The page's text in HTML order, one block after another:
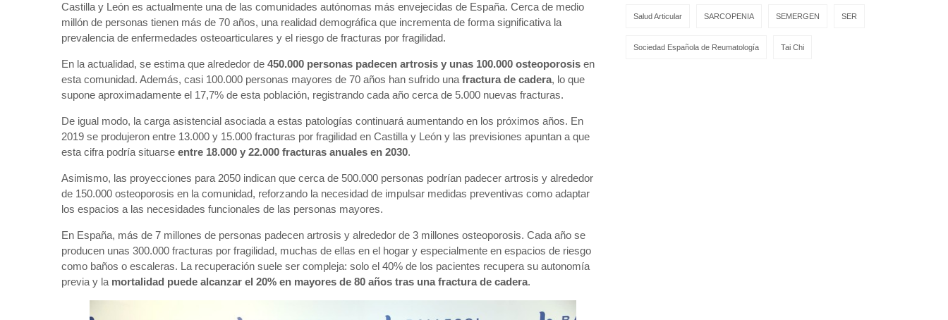
Castilla y León es actualmente una de las comunidades autónomas más envejecidas de España. Cerca de medio
millón de personas tienen más de 70 años, una realidad demográfica que incrementa de forma significativa la
prevalencia de enfermedades osteoarticulares y el riesgo de fracturas por fragilidad.
En la actualidad, se estima que alrededor de 450.000 personas padecen artrosis y unas 100.000 osteoporosis en
esta comunidad. Además, casi 100.000 personas mayores de 70 años han sufrido una fractura de cadera, lo que
supone aproximadamente el 17,7% de esta población, registrando cada año cerca de 5.000 nuevas fracturas.
De igual modo, la carga asistencial asociada a estas patologías continuará aumentando en los próximos años. En
2019 se produjeron entre 13.000 y 15.000 fracturas por fragilidad en Castilla y León y las previsiones apuntan a que
esta cifra podría situarse entre 18.000 y 22.000 fracturas anuales en 2030.
Asimismo, las proyecciones para 2050 indican que cerca de 500.000 personas podrían padecer artrosis y alrededor
de 150.000 osteoporosis en la comunidad, reforzando la necesidad de impulsar medidas preventivas como adaptar
los espacios a las necesidades funcionales de las personas mayores.
En España, más de 7 millones de personas padecen artrosis y alrededor de 3 millones osteoporosis. Cada año se
producen unas 300.000 fracturas por fragilidad, muchas de ellas en el hogar y especialmente en espacios de riesgo
como baños o escaleras. La recuperación suele ser compleja: solo el 40% de los pacientes recupera su autonomía
previa y la mortalidad puede alcanzar el 20% en mayores de 80 años tras una fractura de cadera.
Salud Articular SARCOPENIA SEMERGEN SER
Sociedad Española de Reumatología Tai Chi